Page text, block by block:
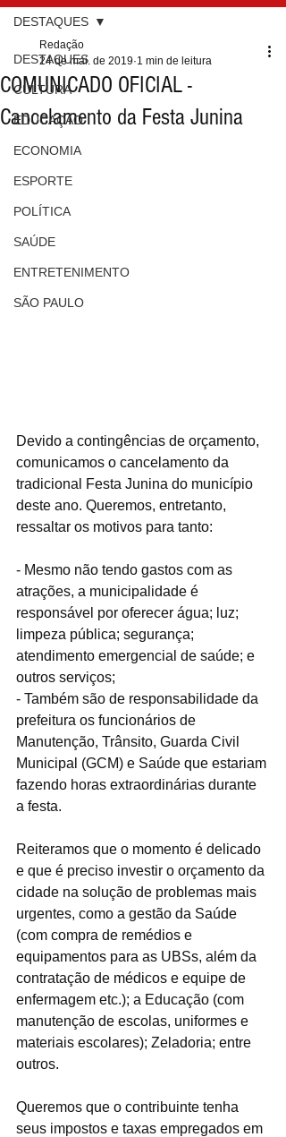
DESTAQUES
CULTURA
EDUCAÇÃO
ECONOMIA
ESPORTE
POLÍTICA
SAÚDE
ENTRETENIMENTO
SÃO PAULO
DESTAQUES
COMUNICADO OFICIAL -
Cancelamento da Festa Junina
Redação
24 de mai. de 2019 1 min de leitura
Devido a contingências de orçamento,
comunicamos o cancelamento da
tradicional Festa Junina do município
deste ano. Queremos, entretanto,
ressaltar os motivos para tanto:
- Mesmo não tendo gastos com as
atrações, a municipalidade é
responsável por oferecer água; luz;
limpeza pública; segurança;
atendimento emergencial de saúde; e
outros serviços;
- Também são de responsabilidade da
prefeitura os funcionários de
Manutenção, Trânsito, Guarda Civil
Municipal (GCM) e Saúde que estariam
fazendo horas extraordinárias durante
a festa.
Reiteramos que o momento é delicado
e que é preciso investir o orçamento da
cidade na solução de problemas mais
urgentes, como a gestão da Saúde
(com compra de remédios e
equipamentos para as UBSs, além da
contratação de médicos e equipe de
enfermagem etc.); a Educação (com
manutenção de escolas, uniformes e
materiais escolares); Zeladoria; entre
outros.
Queremos que o contribuinte tenha
seus impostos e taxas empregados em